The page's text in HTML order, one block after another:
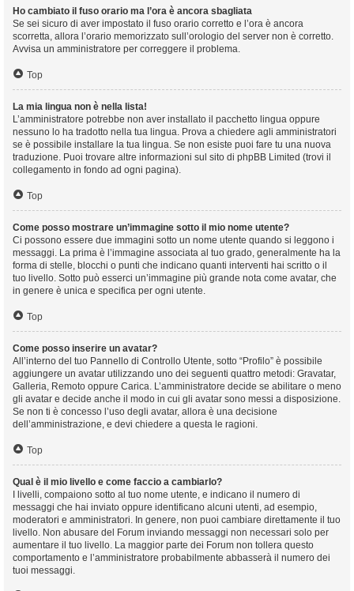
Ho cambiato il fuso orario ma l’ora è ancora sbagliata
Se sei sicuro di aver impostato il fuso orario corretto e l’ora è ancora
scorretta, allora l’orario memorizzato sull’orologio del server non è corretto.
Avvisa un amministratore per correggere il problema.
Top
La mia lingua non è nella lista!
L’amministratore potrebbe non aver installato il pacchetto lingua oppure
nessuno lo ha tradotto nella tua lingua. Prova a chiedere agli amministratori
se è possibile installare la tua lingua. Se non esiste puoi fare tu una nuova
traduzione. Puoi trovare altre informazioni sul sito di phpBB Limited (trovi il
collegamento in fondo ad ogni pagina).
Top
Come posso mostrare un’immagine sotto il mio nome utente?
Ci possono essere due immagini sotto un nome utente quando si leggono i
messaggi. La prima è l’immagine associata al tuo grado, generalmente ha la
forma di stelle, blocchi o punti che indicano quanti interventi hai scritto o il
tuo livello. Sotto può esserci un’immagine più grande nota come avatar, che
in genere è unica e specifica per ogni utente.
Top
Come posso inserire un avatar?
All’interno del tuo Pannello di Controllo Utente, sotto “Profilo” è possibile
aggiungere un avatar utilizzando uno dei seguenti quattro metodi: Gravatar,
Galleria, Remoto oppure Carica. L’amministratore decide se abilitare o meno
gli avatar e decide anche il modo in cui gli avatar sono messi a disposizione.
Se non ti è concesso l’uso degli avatar, allora è una decisione
dell’amministrazione, e devi chiedere a questa le ragioni.
Top
Qual è il mio livello e come faccio a cambiarlo?
I livelli, compaiono sotto al tuo nome utente, e indicano il numero di
messaggi che hai inviato oppure identificano alcuni utenti, ad esempio,
moderatori e amministratori. In genere, non puoi cambiare direttamente il tuo
livello. Non abusare del Forum inviando messaggi non necessari solo per
aumentare il tuo livello. La maggior parte dei Forum non tollera questo
comportamento e l’amministratore probabilmente abbasserà il numero dei
tuoi messaggi.